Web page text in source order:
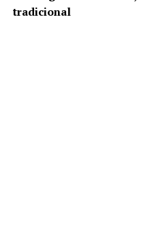
tradicional